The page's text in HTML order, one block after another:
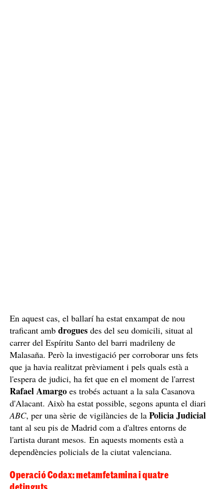
En aquest cas, el ballarí ha estat enxampat de nou
traficant amb drogues des del seu domicili, situat al
carrer del Espíritu Santo del barri madrileny de
Malasaña. Però la investigació per corroborar uns fets
que ja havia realitzat prèviament i pels quals està a
l'espera de judici, ha fet que en el moment de l'arrest
Rafael Amargo es trobés actuant a la sala Casanova
d'Alacant. Això ha estat possible, segons apunta el diari
ABC, per una sèrie de vigilàncies de la Policia Judicial
tant al seu pis de Madrid com a d'altres entorns de
l'artista durant mesos. En aquests moments està a
dependències policials de la ciutat valenciana.